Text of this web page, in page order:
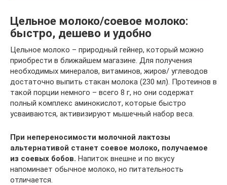
Цельное молоко/соевое молоко:
быстро, дешево и удобно
Цельное молоко – природный гейнер, который можно
приобрести в ближайшем магазине. Для получения
необходимых минералов, витаминов, жиров/ углеводов
достаточно выпить стакан молока (230 мл). Протеинов в
такой порции немного – всего 8 г, но они содержат
полный комплекс аминокислот, которые быстро
усваиваются, активизируют мышечный набор веса.
При непереносимости молочной лактозы
альтернативой станет соевое молоко, получаемое
из соевых бобов. Напиток внешне и по вкусу
напоминает обычное молоко, но питательность
отличается.